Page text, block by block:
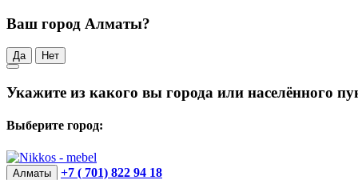
Ваш город Алматы?
Да Нет
Укажите из какого вы города или населённого
Выберите город:
Алматы +7 ( 701) 822 94 18